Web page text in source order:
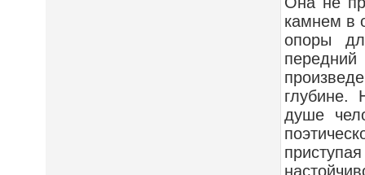
камнем в
опоры
глубине.
душе